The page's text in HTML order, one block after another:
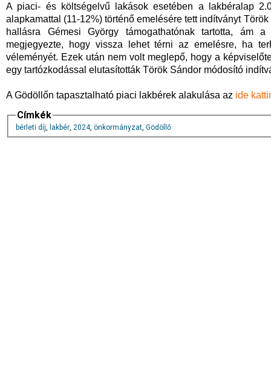
A piaci- és költségelvű lakások esetében a lakbéralap
alapkamattal (11-12%) történő emelésére tett indítványt
hallásra Gémesi György támogathatónak tartotta, ám
megjegyezte, hogy vissza lehet térni az emelésre, ha
véleményét. Ezek után nem volt meglepő, hogy a
egy tartózkodással elutasították Török Sándor módosító
A Gödöllőn tapasztalható piaci lakbérek alakulása az ide
Címkék
bérleti díj, lakbér, 2024, önkormányzat, Gödöllő